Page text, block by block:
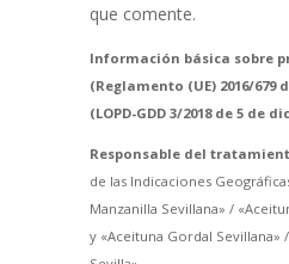
que comente.
Información básica sobre
(Reglamento (UE) 2016/679
(LOPD-GDD 3/2018 de 5 de
Responsable del
de las Indicaciones
Manzanilla Sevillana» /
y «Aceituna Gordal Sevillana»